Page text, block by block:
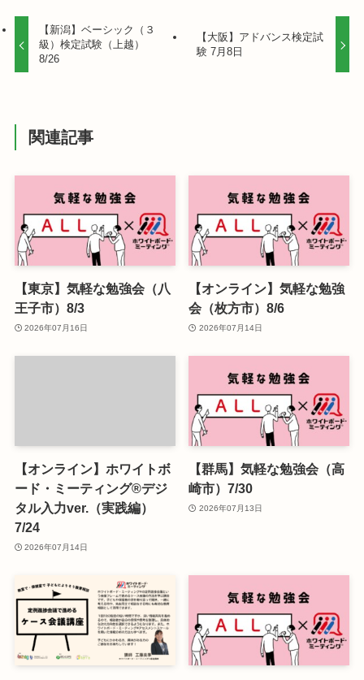
【新潟】ベーシック（３
級）検定試験（上越）
8/26
【大阪】アドバンス検定試
験 7月8日
関連記事
【東京】気軽な勉強会（八
王子市）8/3
2026年07月16日
【オンライン】気軽な勉強
会（枚方市）8/6
2026年07月14日
【オンライン】ホワイトボ
ード・ミーティング®デジ
タル入力ver.（実践編）
7/24
2026年07月14日
【群馬】気軽な勉強会（高
崎市）7/30
2026年07月13日